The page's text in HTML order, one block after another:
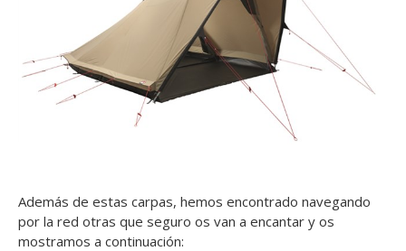
Además de estas carpas, hemos encontrado navegando
por la red otras que seguro os van a encantar y os
mostramos a continuación: